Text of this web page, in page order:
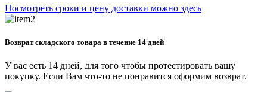
Посмотреть сроки и цену доставки можно здесь
Возврат складского товара в течение 14 дней
У вас есть 14 дней, для того чтобы протестировать вашу
покупку. Если Вам что-то не понравится оформим возврат.